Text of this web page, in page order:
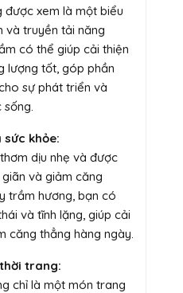
xem là một biểu
và truyền tải năng
có thể giúp cải thiện
lượng tốt, góp phần
sự phát triển và
khỏe:
dịu nhẹ và được
và giảm căng
trầm hương, bạn có
và tĩnh lặng, giúp cải
căng thẳng hàng ngày.
trang:
chỉ là một món trang